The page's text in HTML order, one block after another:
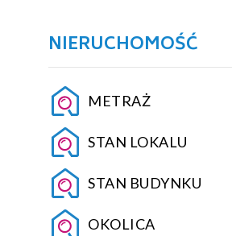
NIERUCHOMOŚĆ
METRAŻ
STAN LOKALU
STAN BUDYNKU
OKOLICA